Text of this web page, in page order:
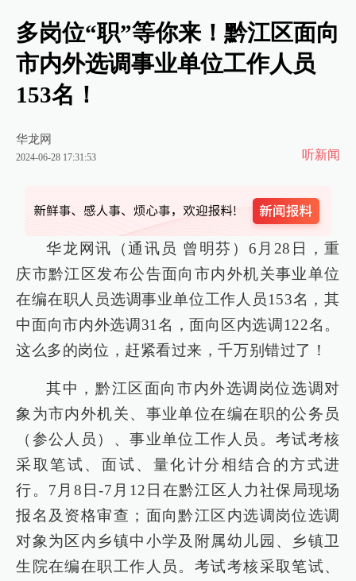
多岗位“职”等你来！黔江区面向
市内外选调事业单位工作人员
153名！
华龙网
2024-06-28 17:31:53 听新闻
华龙网讯（通讯员 曾明芬）6月28日，重
庆市黔江区发布公告面向市内外机关事业单位
在编在职人员选调事业单位工作人员153名，其
中面向市内外选调31名，面向区内选调122名。
这么多的岗位，赶紧看过来，千万别错过了！
其中，黔江区面向市内外选调岗位选调对
象为市内外机关、事业单位在编在职的公务员
（参公人员）、事业单位工作人员。考试考核
采取笔试、面试、量化计分相结合的方式进
行。7月8日-7月12日在黔江区人力社保局现场
报名及资格审查；面向黔江区内选调岗位选调
对象为区内乡镇中小学及附属幼儿园、乡镇卫
生院在编在职工作人员。考试考核采取笔试、